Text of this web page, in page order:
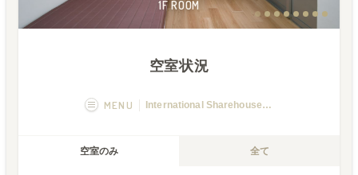
3F ROOM
1F ROOM
1F ROOM
3F ROOM
1F ROOM
1F ROOM
3F ROOM
1F ROOM
3F ROOM
1F ROOM
空室状況
MENU International Sharehouse HAREnoMA
空室のみ 全て